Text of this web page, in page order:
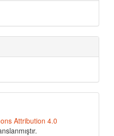
Attribution 4.0